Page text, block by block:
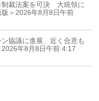
制裁法案を可決 大統領に
＞2026年8月8日午前
協議に進展、近く合意も
年8月8日午前 4:17